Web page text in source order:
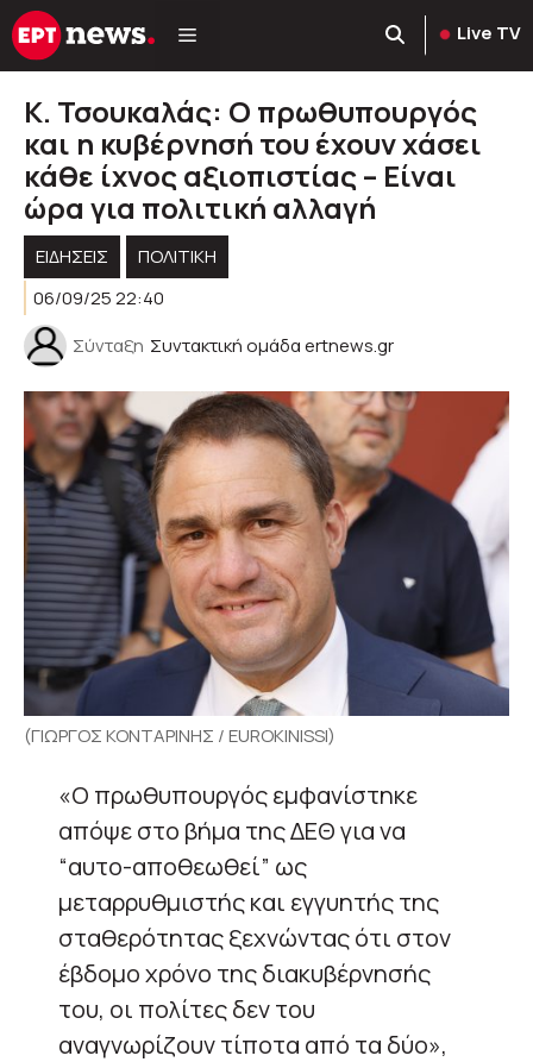
Μετάβαση
σε
Live TV
Κ. Τσουκαλάς: Ο πρωθυπουργός
και η κυβέρνησή του έχουν χάσει
κάθε ίχνος αξιοπιστίας – Είναι
ώρα για πολιτική αλλαγή
ΕΙΔΗΣΕΙΣ
ΠΟΛΙΤΙΚΉ
06/09/25 22:40
Σύνταξη Συντακτική ομάδα ertnews.gr
(ΓΙΩΡΓΟΣ ΚΟΝΤΑΡΙΝΗΣ / EUROKINISSI)
«Ο πρωθυπουργός εμφανίστηκε
απόψε στο βήμα της ΔΕΘ για να
“αυτο-αποθεωθεί” ως
μεταρρυθμιστής και εγγυητής της
σταθερότητας ξεχνώντας ότι στον
έβδομο χρόνο της διακυβέρνησής
του, οι πολίτες δεν του
αναγνωρίζουν τίποτα από τα δύο»,